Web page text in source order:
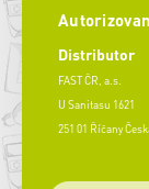
Distributor
FAST ČR, a.s.
U Sanitasu 1621
251 01 Říčany